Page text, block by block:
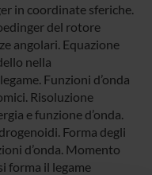
in coordinate sferiche.
del rotore
angolari. Equazione
nella
Funzioni d’onda
Risoluzione
e funzione d’onda.
Forma degli
d’onda. Momento
forma il legame